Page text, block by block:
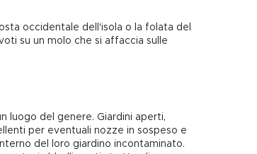
occidentale dell'isola o la folata del
su un molo che si affaccia sulle
luogo del genere. Giardini aperti,
per eventuali nozze in sospeso e
del loro giardino incontaminato.